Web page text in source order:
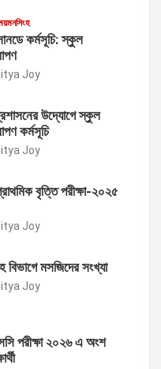
কর্মসূচি: স্কুল
Joy
উদ্যোগে স্কুল
কর্মসূচি
Joy
বৃত্তি পরীক্ষা-২০২৫
Joy
বিভাগে মসজিদের সংখ্যা
Joy
পরীক্ষা ২০২৬ এ অংশ